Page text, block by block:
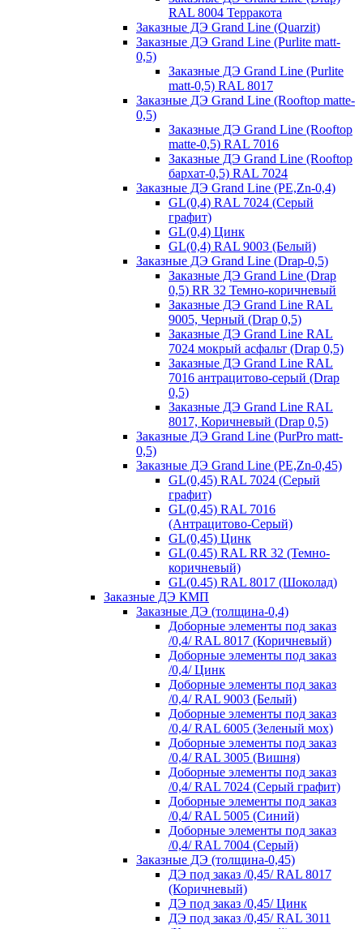
RAL 8004 Терракота
Заказные ДЭ Grand Line (Quarzit)
Заказные ДЭ Grand Line (Purlite matt-
0,5)
Заказные ДЭ Grand Line (Purlite
matt-0,5) RAL 8017
Заказные ДЭ Grand Line (Rooftop matte-
0,5)
Заказные ДЭ Grand Line (Rooftop
matte-0,5) RAL 7016
Заказные ДЭ Grand Line (Rooftop
бархат-0,5) RAL 7024
Заказные ДЭ Grand Line (PE,Zn-0,4)
GL(0,4) RAL 7024 (Серый
графит)
GL(0,4) Цинк
GL(0,4) RAL 9003 (Белый)
Заказные ДЭ Grand Line (Drap-0,5)
Заказные ДЭ Grand Line (Drap
0,5) RR 32 Темно-коричневый
Заказные ДЭ Grand Line RAL
9005, Черный (Drap 0,5)
Заказные ДЭ Grand Line RAL
7024 мокрый асфальт (Drap 0,5)
Заказные ДЭ Grand Line RAL
7016 антрацитово-серый (Drap
0,5)
Заказные ДЭ Grand Line RAL
8017, Коричневый (Drap 0,5)
Заказные ДЭ Grand Line (PurPro matt-
0,5)
Заказные ДЭ Grand Line (PE,Zn-0,45)
GL(0,45) RAL 7024 (Серый
графит)
GL(0,45) RAL 7016
(Антрацитово-Серый)
GL(0,45) Цинк
GL(0.45) RAL RR 32 (Темно-
коричневый)
GL(0.45) RAL 8017 (Шоколад)
Заказные ДЭ КМП
Заказные ДЭ (толщина-0,4)
Доборные элементы под заказ
/0,4/ RAL 8017 (Коричневый)
Доборные элементы под заказ
/0,4/ Цинк
Доборные элементы под заказ
/0,4/ RAL 9003 (Белый)
Доборные элементы под заказ
/0,4/ RAL 6005 (Зеленый мох)
Доборные элементы под заказ
/0,4/ RAL 3005 (Вишня)
Доборные элементы под заказ
/0,4/ RAL 7024 (Серый графит)
Доборные элементы под заказ
/0,4/ RAL 5005 (Синий)
Доборные элементы под заказ
/0,4/ RAL 7004 (Серый)
Заказные ДЭ (толщина-0,45)
ДЭ под заказ /0,45/ RAL 8017
(Коричневый)
ДЭ под заказ /0,45/ Цинк
ДЭ под заказ /0,45/ RAL 3011